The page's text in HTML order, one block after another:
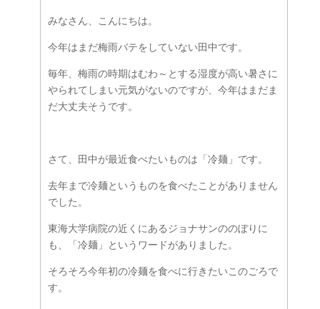
みなさん、こんにちは。
今年はまだ梅雨バテをしていない田中です。
毎年、梅雨の時期はむわ～とする湿度が高い暑さに
やられてしまい元気がないのですが、今年はまだま
だ大丈夫そうです。
さて、田中が最近食べたいものは「冷麺」です。
去年まで冷麺というものを食べたことがありません
でした。
東海大学病院の近くにあるジョナサンののぼりに
も、「冷麺」というワードがありました。
そろそろ今年初の冷麺を食べに行きたいこのごろで
す。